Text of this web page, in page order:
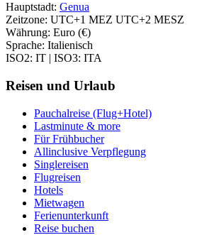
Hauptstadt: Genua
Zeitzone: UTC+1 MEZ UTC+2 MESZ
Währung: Euro (€)
Sprache: Italienisch
ISO2: IT | ISO3: ITA
Reisen und Urlaub
Pauchalreise (Flug+Hotel)
Lastminute & more
Für Frühbucher
Allinclusive Verpflegung
Singlereisen
Flugreisen
Hotels
Mietwagen
Ferienunterkunft
Reise buchen